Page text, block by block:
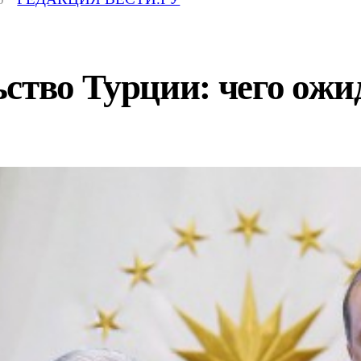
Турции: чего